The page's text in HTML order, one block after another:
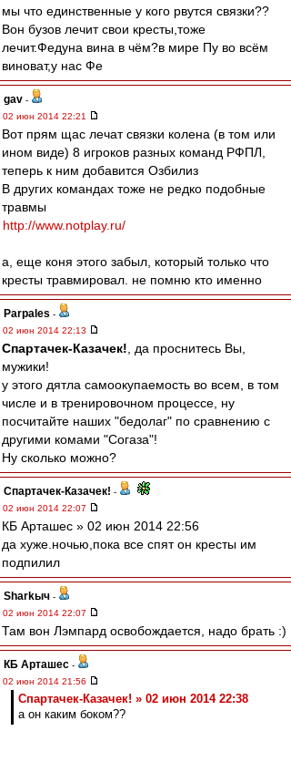
мы что единственные у кого рвутся связки??
Вон бузов лечит свои кресты,тоже
лечит.Федуна вина в чём?в мире Пу во всём
виноват,у нас Фе
gav -
02 июн 2014 22:21
Вот прям щас лечат связки колена (в том или
ином виде) 8 игроков разных команд РФПЛ,
теперь к ним добавится Озбилиз
В других командах тоже не редко подобные
травмы
http://www.notplay.ru/
а, еще коня этого забыл, который только что
кресты травмировал. не помню кто именно
Parpales -
02 июн 2014 22:13
Спартачек-Казачек! , да проснитесь Вы,
мужики!
у этого дятла самоокупаемость во всем, в том
числе и в тренировочном процессе, ну
посчитайте наших "бедолаг" по сравнению с
другими комами "Согаза"!
Ну сколько можно?
Спартачек-Казачек! -
02 июн 2014 22:07
КБ Арташес » 02 июн 2014 22:56
да хуже.ночью,пока все спят он кресты им
подпилил
Sharkыч -
02 июн 2014 22:07
Там вон Лэмпард освобождается, надо брать :)
КБ Арташес -
02 июн 2014 21:56
Спартачек-Казачек! » 02 июн 2014 22:38
а он каким боком??